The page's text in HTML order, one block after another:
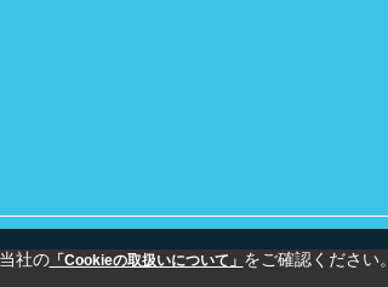
社の「Cookieの取扱いについて」 をご確認ください。